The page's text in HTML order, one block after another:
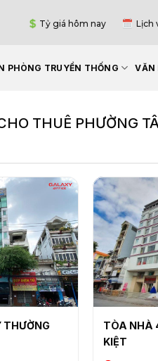
Tỷ giá hôm nay Lịch
PHÒNG TRUYỀN THỐNG VĂN
THUÊ PHƯỜNG
THƯỜNG
TÒA NHÀ
KIỆT